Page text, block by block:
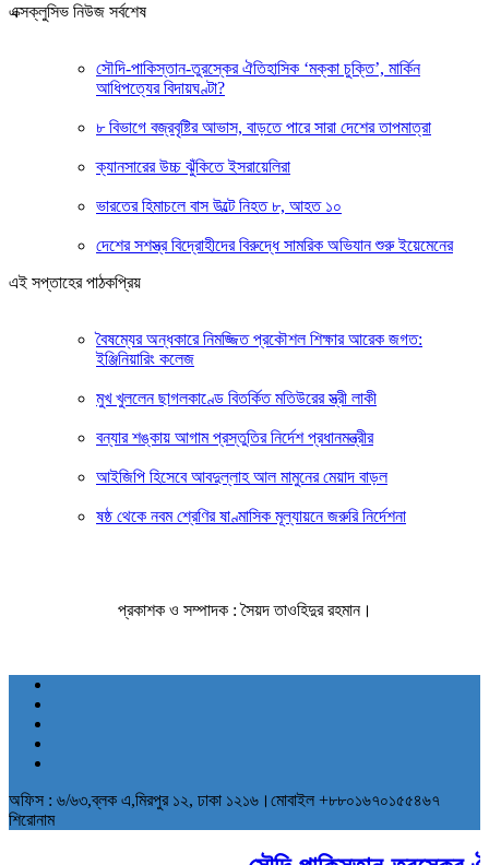
এক্সক্লুসিভ নিউজ সর্বশেষ
সৌদি-পাকিস্তান-তুরস্কের ঐতিহাসিক ‘মক্কা চুক্তি’, মার্কিন
আধিপত্যের বিদায়ঘণ্টা?
৮ বিভাগে বজ্রবৃষ্টির আভাস, বাড়তে পারে সারা দেশের তাপমাত্রা
ক্যানসারের উচ্চ ঝুঁকিতে ইসরায়েলিরা
ভারতের হিমাচলে বাস উল্টে নিহত ৮, আহত ১০
দেশের সশস্ত্র বিদ্রোহীদের বিরুদ্ধে সামরিক অভিযান শুরু ইয়েমেনের
এই সপ্তাহের পাঠকপ্রিয়
বৈষম্যের অন্ধকারে নিমজ্জিত প্রকৌশল শিক্ষার আরেক জগত:
ইঞ্জিনিয়ারিং কলেজ
মুখ খুললেন ছাগলকাণ্ডে বিতর্কিত মতিউরের স্ত্রী লাকী
বন্যার শঙ্কায় আগাম প্রস্তুতির নির্দেশ প্রধানমন্ত্রীর
আইজিপি হিসেবে আবদুল্লাহ আল মামুনের মেয়াদ বাড়ল
ষষ্ঠ থেকে নবম শ্রেণির ষাণ্মাসিক মূল্যায়নে জরুরি নির্দেশনা
প্রকাশক ও সম্পাদক : সৈয়দ তাওহিদুর রহমান।
অফিস : ৬/৬৩,ব্লক এ,মিরপুর ১২, ঢাকা ১২১৬।মোবাইল +৮৮০১৬৭০১৫৫৪৬৭
শিরোনাম